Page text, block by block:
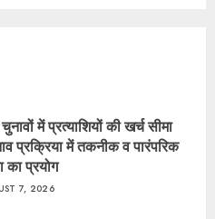
में प्रत्याशियों की खर्च सीमा
प्रक्रिया में तकनीक व पारंपरिक
का प्रयोग
7, 2026